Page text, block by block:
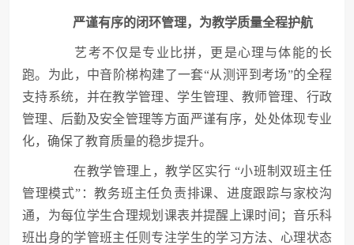
严谨有序的闭环管理，为教学质量全程护航
艺考不仅是专业比拼，更是心理与体能的长
跑。为此，中音阶梯构建了一套“从测评到考场”的全程
支持系统，并在教学管理、学生管理、教师管理、行政
管理、后勤及安全管理等方面严谨有序，处处体现专业
化，确保了教育质量的稳步提升。
在教学管理上，教学区实行 “小班制双班主任
管理模式”：教务班主任负责排课、进度跟踪与家校沟
通，为每位学生合理规划课表并提醒上课时间；音乐科
班出身的学管班主任则专注学生的学习方法、心理状态